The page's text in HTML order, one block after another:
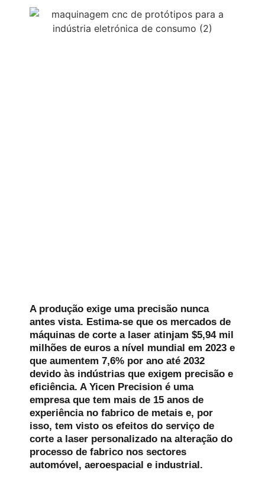
A produção exige uma precisão nunca
antes vista. Estima-se que os mercados de
máquinas de corte a laser atinjam $5,94 mil
milhões de euros a nível mundial em 2023 e
que aumentem 7,6% por ano até 2032
devido às indústrias que exigem precisão e
eficiência. A Yicen Precision é uma
empresa que tem mais de 15 anos de
experiência no fabrico de metais e, por
isso, tem visto os efeitos do serviço de
corte a laser personalizado na alteração do
processo de fabrico nos sectores
automóvel, aeroespacial e industrial.